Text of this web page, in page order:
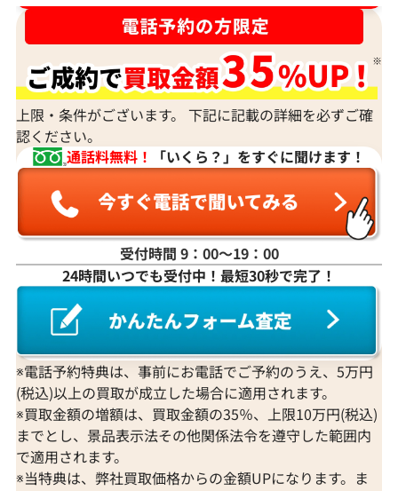
宝石の大きさは買取価格に影響する？
ダイヤモンドの買取価格には、どんなことが影響しま
すか？
身分証明書がなぜ必要？
上限・条件がございます。 下記に記載の詳細を必ずご確
認ください。
通話料無料！
「いくら？」をすぐに聞けます！
受付時間 9：00〜19：00
24時間いつでも受付中！最短30秒で完了！
※電話予約特典は、事前にお電話でご予約のうえ、5万円
(税込)以上の買取が成立した場合に適用されます。
※買取金額の増額は、買取金額の35％、上限10万円(税込)
までとし、景品表示法その他関係法令を遵守した範囲内
で適用されます。
※当特典は、弊社買取価格からの金額UPになります。ま